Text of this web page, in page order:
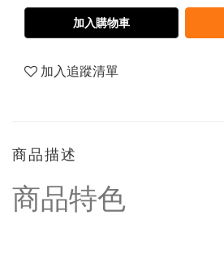
加入購物車
加入追蹤清單
商品描述
商品特色